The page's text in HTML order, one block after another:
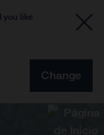
you like
Change